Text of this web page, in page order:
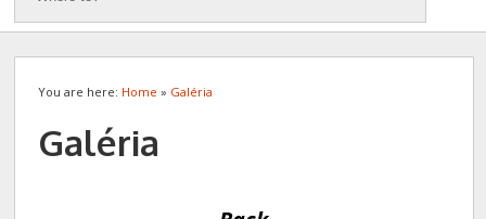
You are here: Home » Galéria
Galéria